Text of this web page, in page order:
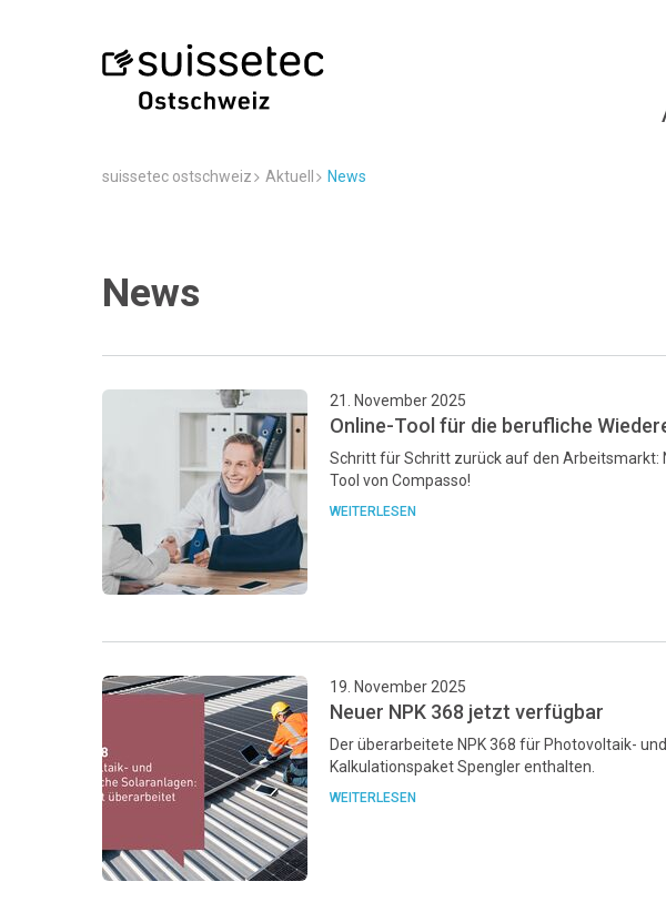
suissetec ostschweiz Aktuell News
News
21. November 2025
Online-Tool für die berufliche
Schritt für Schritt zurück auf den Arbeitsmarkt:
Tool von Compasso!
WEITERLESEN
19. November 2025
Neuer NPK 368 jetzt verfügbar
Der überarbeitete NPK 368 für Photovoltaik-
Kalkulationspaket Spengler enthalten.
WEITERLESEN